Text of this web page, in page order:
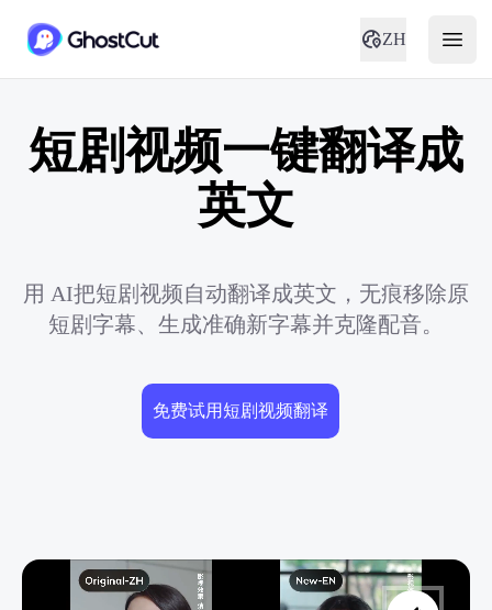
ZH
短剧视频一键翻译成
英文
用 AI把短剧视频自动翻译成英文，无痕移除原
短剧字幕、生成准确新字幕并克隆配音。
免费试用短剧视频翻译